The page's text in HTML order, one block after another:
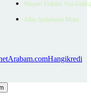
Müşteri Yetkilisi Veri
Aday Aydınlatma Metni
Arabam.comHangikredi